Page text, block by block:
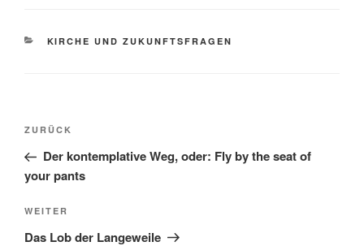
KATEGORIEN
KIRCHE UND ZUKUNFTSFRAGEN
Beitragsnavigation
Vorheriger
Beitrag
ZURÜCK
Der kontemplative Weg, oder: Fly by the seat of
your pants
Nächster
Beitrag
WEITER
Das Lob der Langeweile